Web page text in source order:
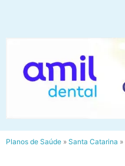
Planos de Saúde » Santa Catarina »